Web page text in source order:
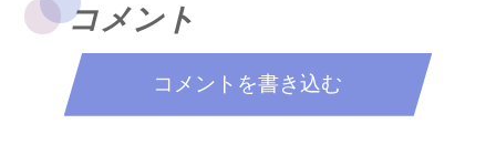
コメント
コメントを書き込む